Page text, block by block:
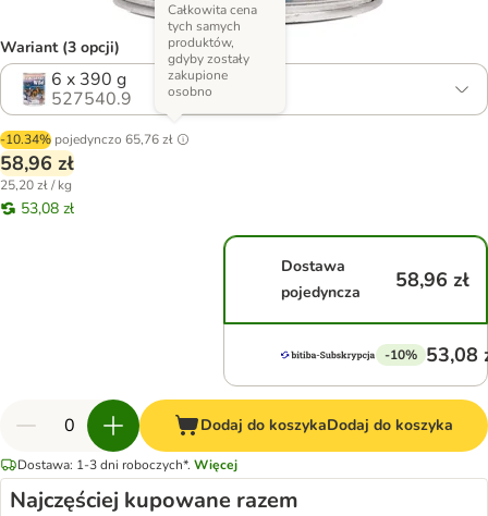
Wariant (3 opcji)
6 x 390 g
527540.9
-10.34% pojedynczo 65,76 zł
Całkowita cena
tych samych
produktów,
gdyby zostały
zakupione
osobno
58,96 zł
25,20 zł / kg
53,08 zł
Dostawa
pojedyncza
58,96 zł
-10% 53,08
Dodaj do koszykaDodaj do koszyka
Dostawa: 1-3 dni roboczych*. Więcej
Najczęściej kupowane razem